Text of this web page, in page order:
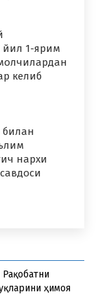
йил 1-ярим
келиб
билан
нархи
ҳимоя